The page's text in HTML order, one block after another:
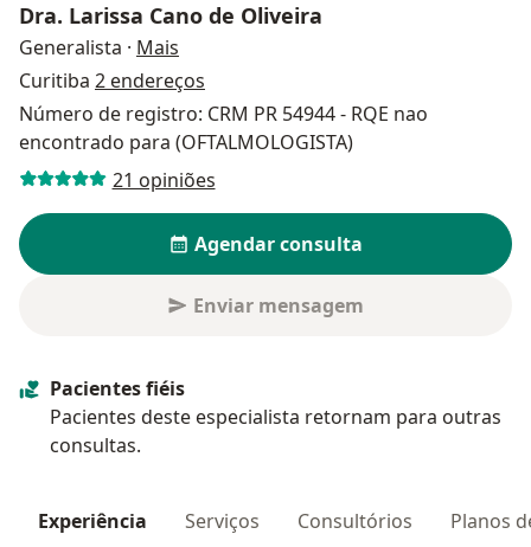
Dra. Larissa Cano de Oliveira
Generalista · Mais
Curitiba 2 endereços
Número de registro: CRM PR 54944 - RQE nao
encontrado para (OFTALMOLOGISTA)
21 opiniões
Agendar consulta
Enviar mensagem
Pacientes fiéis
Pacientes deste especialista retornam para outras
consultas.
Experiência Serviços Consultórios Planos